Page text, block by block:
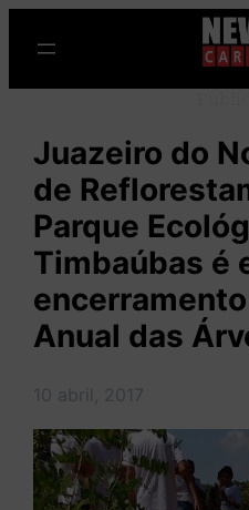
para
o
Juazeiro do
de
Parque
Timbaúbas é
Anual das
10 abril, 2017